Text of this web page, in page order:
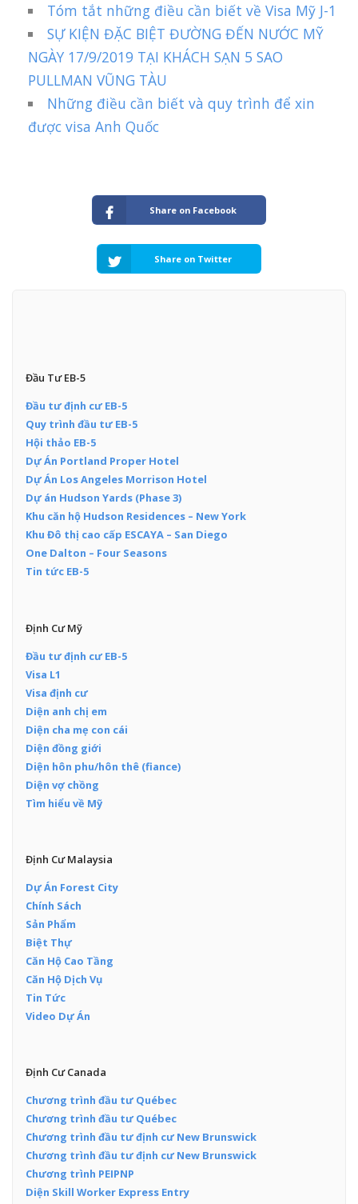
Tóm tắt những điều cần biết về Visa Mỹ J-1
SỰ KIỆN ĐẶC BIỆT ĐƯỜNG ĐẾN NƯỚC MỸ
NGÀY 17/9/2019 TẠI KHÁCH SẠN 5 SAO
PULLMAN VŨNG TÀU
Những điều cần biết và quy trình để xin
được visa Anh Quốc
Share on Facebook
Share on Twitter
Đầu Tư EB-5
Đầu tư định cư EB-5
Quy trình đầu tư EB-5
Hội thảo EB-5
Dự Án Portland Proper Hotel
Dự Án Los Angeles Morrison Hotel
Dự án Hudson Yards (Phase 3)
Khu căn hộ Hudson Residences – New York
Khu Đô thị cao cấp ESCAYA – San Diego
One Dalton – Four Seasons
Tin tức EB-5
Định Cư Mỹ
Đầu tư định cư EB-5
Visa L1
Visa định cư
Diện anh chị em
Diện cha mẹ con cái
Diện đồng giới
Diện hôn phu/hôn thê (fiance)
Diện vợ chồng
Tìm hiểu về Mỹ
Định Cư Malaysia
Dự Án Forest City
Chính Sách
Sản Phẩm
Biệt Thự
Căn Hộ Cao Tầng
Căn Hộ Dịch Vụ
Tin Tức
Video Dự Án
Định Cư Canada
Chương trình đầu tư Québec
Chương trình đầu tư Québec
Chương trình đầu tư định cư New Brunswick
Chương trình đầu tư định cư New Brunswick
Chương trình PEIPNP
Diện Skill Worker Express Entry